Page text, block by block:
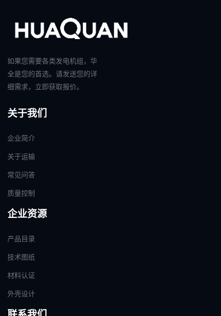
如果您需要各类发电机组，华
全是您的首选。请发送您的详
细需求，立即获取报价。
关于我们
企业简介
关于运输
常见问答
质量控制
企业资源
产品目录
技术图纸
材料认证
外壳设计